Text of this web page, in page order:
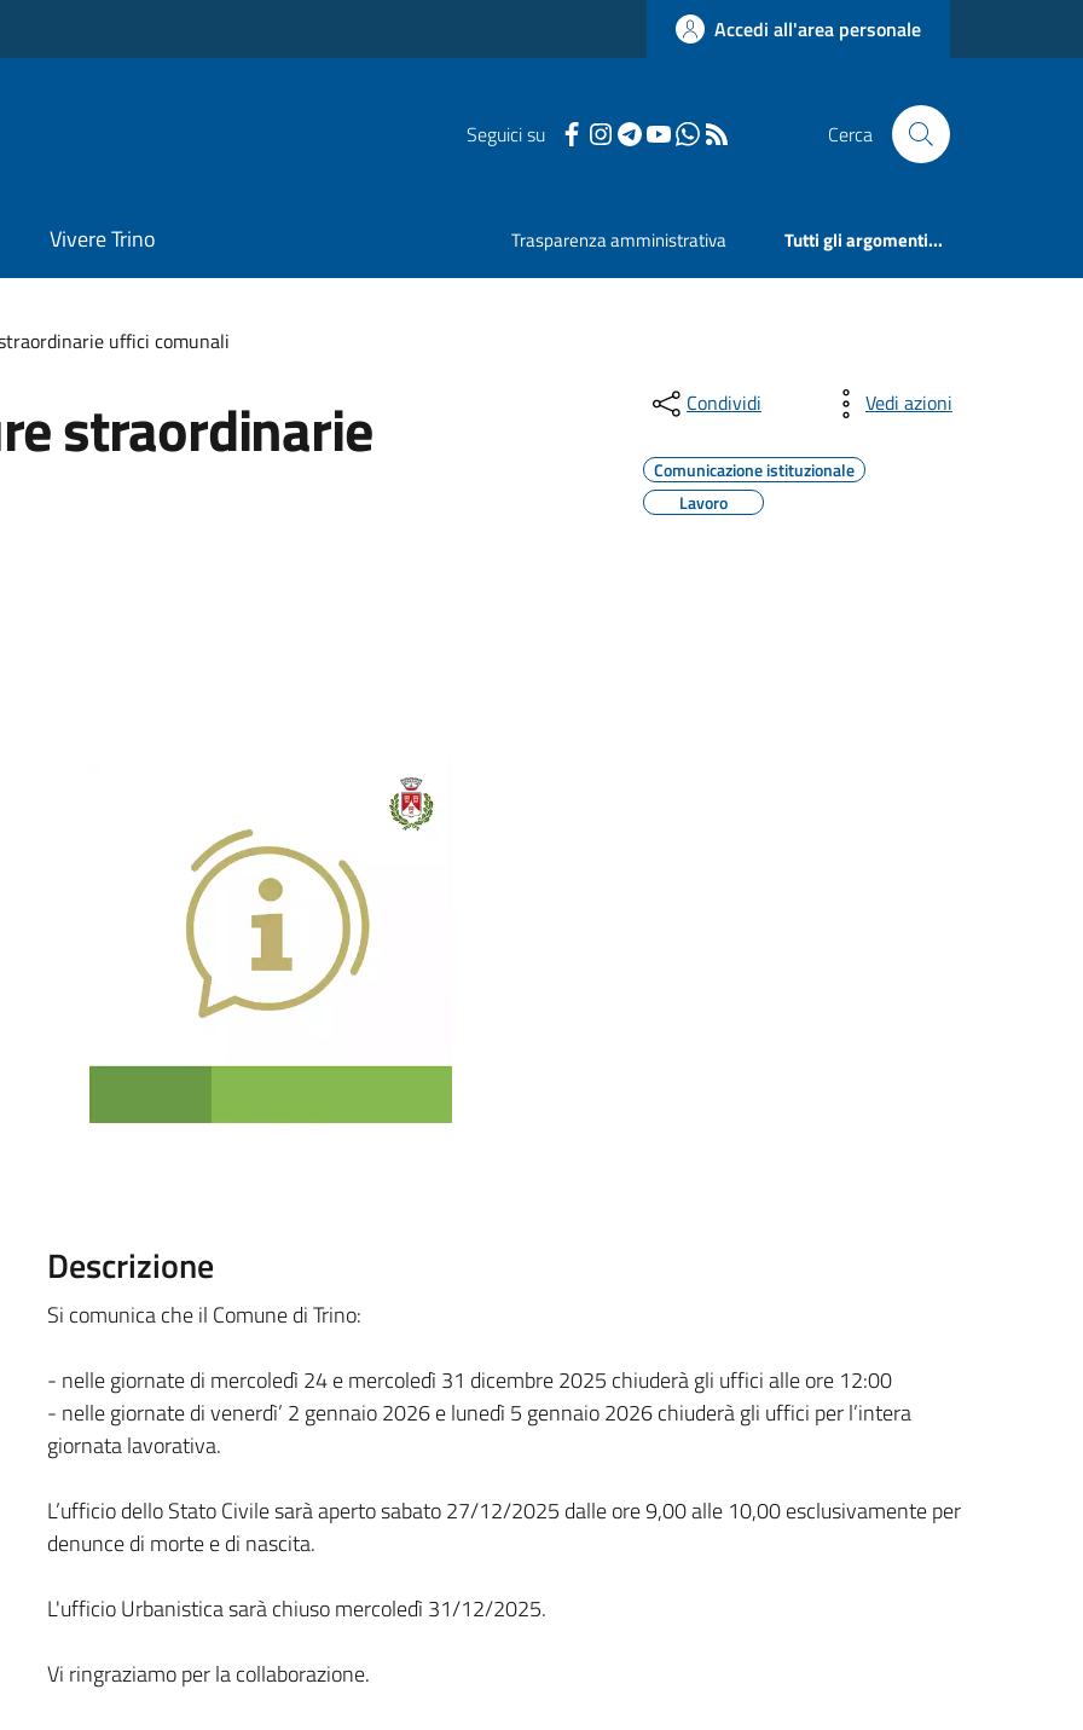
Accedi all'area personale
Seguici su Cerca
Vivere Trino Trasparenza amministrativa Tutti gli argomenti...
uffici comunali
straordinarie Condividi Vedi azioni
Comunicazione istituzionale
Lavoro
Descrizione
Si comunica che il Comune di Trino:
- nelle giornate di mercoledì 24 e mercoledì 31 dicembre 2025 chiuderà gli uffici alle ore 12:00
- nelle giornate di venerdì’ 2 gennaio 2026 e lunedì 5 gennaio 2026 chiuderà gli uffici per l’intera
giornata lavorativa.
L’ufficio dello Stato Civile sarà aperto sabato 27/12/2025 dalle ore 9,00 alle 10,00 esclusivamente per
denunce di morte e di nascita.
L'ufficio Urbanistica sarà chiuso mercoledì 31/12/2025.
Vi ringraziamo per la collaborazione.